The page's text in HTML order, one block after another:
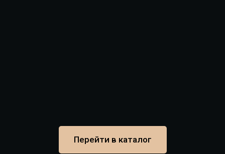
Перейти в каталог